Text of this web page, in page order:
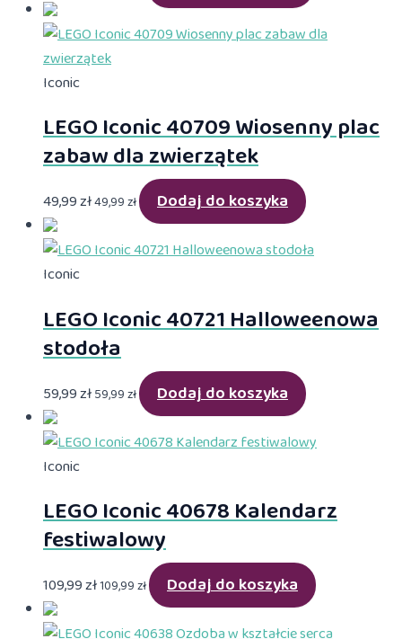
Iconic
LEGO Iconic 40709 Wiosenny plac
zabaw dla zwierzątek
49,99zł49,99zł Dodaj do koszyka
Iconic
LEGO Iconic 40721 Halloweenowa
stodoła
59,99zł59,99zł Dodaj do koszyka
Iconic
LEGO Iconic 40678 Kalendarz
festiwalowy
109,99zł109,99zł Dodaj do koszyka